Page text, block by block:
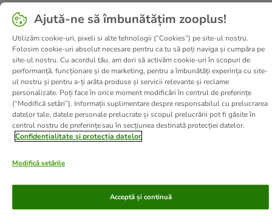
Ajută-ne să îmbunătățim zooplus!
Utilizăm cookie-uri, pixeli si alte tehnologii (“Cookies”) pe site-ul nostru.
Folosim cookie-uri absolut necesare pentru ca tu să poți naviga și cumpăra pe
site-ul nostru. Cu acordul tău, am dori să activăm cookie-uri în scopuri de
performanță, funcționare și de marketing, pentru a îmbunătăți experința cu site-
ul nostru și pentru a-ți arăta produse și servicii relevante și reclame
personalizate. Poți face în orice moment modificări în centrul de preferințe
(“Modifică setări”). Informații suplimentare despre responsabilul cu prelucrarea
datelor tale, datele personale prelucrate și scopul prelucrării pot fi găsite în
centrul nostru de preferințe sau în secțiunea destinată protecției datelor.
Confidențialitate și protecția datelor
Modifică setările
Acceptă și continuă